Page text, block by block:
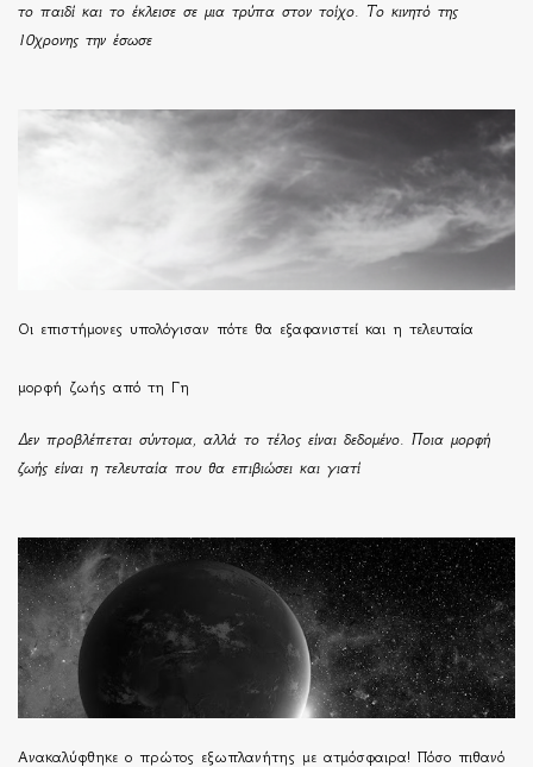
το παιδί και το έκλεισε σε μια τρύπα στον τοίχο. Το κινητό της
10χρονης την έσωσε
Οι επιστήμονες υπολόγισαν πότε θα εξαφανιστεί και η τελευταία
μορφή ζωής από τη Γη
Δεν προβλέπεται σύντομα, αλλά το τέλος είναι δεδομένο. Ποια μορφή
ζωής είναι η τελευταία που θα επιβιώσει και γιατί
Ανακαλύφθηκε ο πρώτος εξωπλανήτης με ατμόσφαιρα! Πόσο πιθανό